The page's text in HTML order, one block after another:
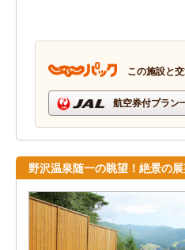
この施設と
航空券付プラン
野沢温泉随一の眺望！絶景の